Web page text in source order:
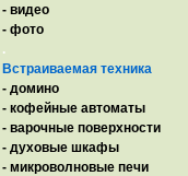
- видео
- фото
.
Встраиваемая техника
- домино
- кофейные автоматы
- варочные поверхности
- духовые шкафы
- микроволновые печи